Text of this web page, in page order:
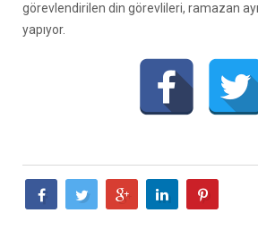
görevlendirilen din görevlileri, ramazan
yapıyor.